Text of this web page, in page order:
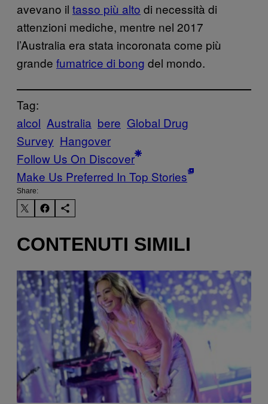
avevano il tasso più alto di necessità di
attenzioni mediche, mentre nel 2017
l’Australia era stata incoronata come più
grande fumatrice di bong del mondo.
Tag:
alcol Australia bere Global Drug
Survey Hangover
Follow Us On Discover
Make Us Preferred In Top Stories
Share:
CONTENUTI SIMILI